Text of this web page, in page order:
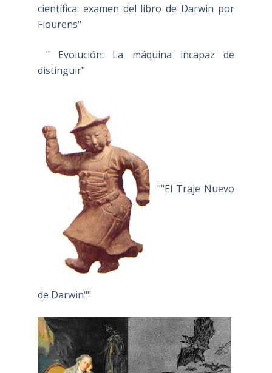
científica: examen del libro de Darwin por
Flourens"
" Evolución: La máquina incapaz de
distinguir"
""El Traje Nuevo
de Darwin""